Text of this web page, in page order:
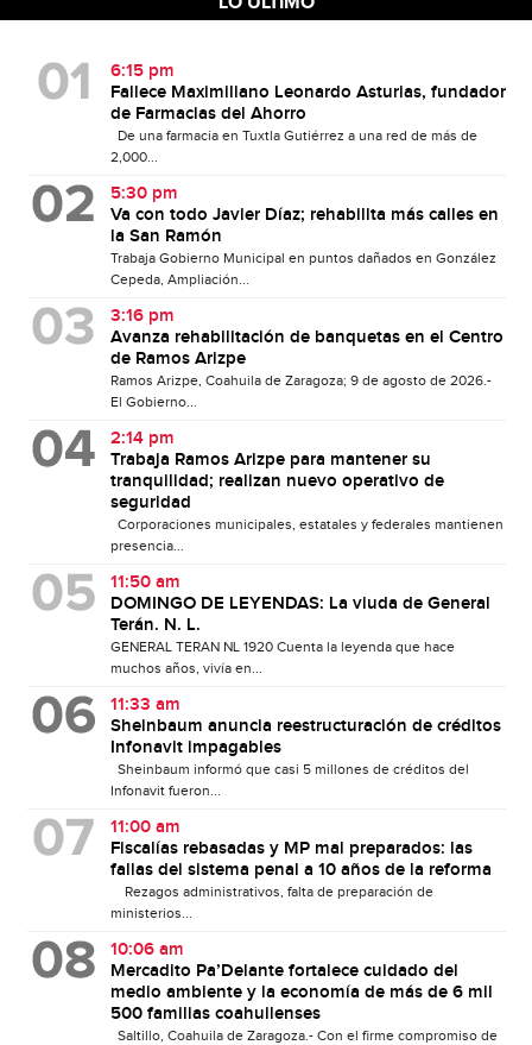
6:15 pm
Fallece Maximiliano Leonardo Asturias, fundador
de Farmacias del Ahorro
De una farmacia en Tuxtla Gutiérrez a una red de más de
2,000...
5:30 pm
Va con todo Javier Díaz; rehabilita más calles en
la San Ramón
Trabaja Gobierno Municipal en puntos dañados en González
Cepeda, Ampliación...
3:16 pm
Avanza rehabilitación de banquetas en el Centro
de Ramos Arizpe
Ramos Arizpe, Coahuila de Zaragoza; 9 de agosto de 2026.-
El Gobierno...
2:14 pm
Trabaja Ramos Arizpe para mantener su
tranquilidad; realizan nuevo operativo de
seguridad
Corporaciones municipales, estatales y federales mantienen
presencia...
11:50 am
DOMINGO DE LEYENDAS: La viuda de General
Terán. N. L.
GENERAL TERAN NL 1920 Cuenta la leyenda que hace
muchos años, vivía en...
11:33 am
Sheinbaum anuncia reestructuración de créditos
Infonavit impagables
Sheinbaum informó que casi 5 millones de créditos del
Infonavit fueron...
11:00 am
Fiscalías rebasadas y MP mal preparados: las
fallas del sistema penal a 10 años de la reforma
Rezagos administrativos, falta de preparación de
ministerios...
10:06 am
Mercadito Pa’Delante fortalece cuidado del
medio ambiente y la economía de más de 6 mil
500 familias coahuilenses
Saltillo, Coahuila de Zaragoza.- Con el firme compromiso de